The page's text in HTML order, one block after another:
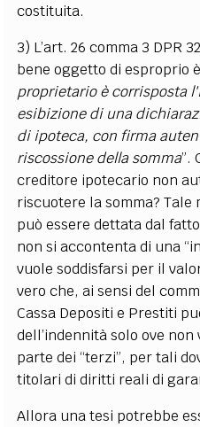
costituita.
3) L’art. 26 comma 3 DPR
bene oggetto di esproprio
proprietario è corrisposta
esibizione di una
di ipoteca, con firma
riscossione della somma”.
creditore ipotecario non
riscuotere la somma?
può essere dettata dal
non si accontenta di una
vuole soddisfarsi per il
vero che, ai sensi del
Cassa Depositi e Prestiti
dell’indennità solo ove
parte dei “terzi”, per tali
titolari di diritti reali di
Allora una tesi potrebbe